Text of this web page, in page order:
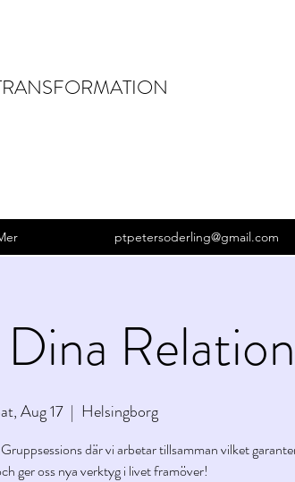
ptpetersoderling@gmail.com
Aug 17
  |
Helsingborg
där vi arbetar tillsamman vilket
ger oss nya verktyg i livet framöver!